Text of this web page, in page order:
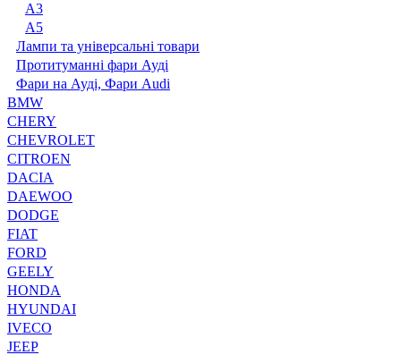
А3
А5
Лампи та універсальні товари
Протитуманні фари Ауді
Фари на Ауді, Фари Audi
BMW
CHERY
CHEVROLET
CITROEN
DACIA
DAEWOO
DODGE
FIAT
FORD
GEELY
HONDA
HYUNDAI
IVECO
JEEP